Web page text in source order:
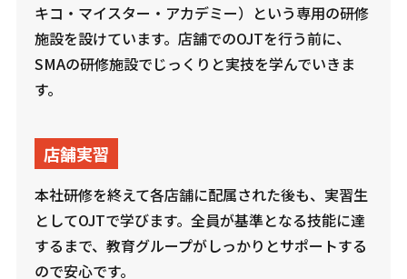
キコ・マイスター・アカデミー）という専用の研修
施設を設けています。店舗でのOJTを行う前に、
SMAの研修施設でじっくりと実技を学んでいきま
す。
店舗実習
本社研修を終えて各店舗に配属された後も、実習生
としてOJTで学びます。全員が基準となる技能に達
するまで、教育グループがしっかりとサポートする
ので安心です。